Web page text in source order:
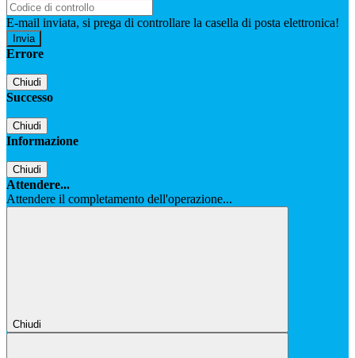
E-mail inviata, si prega di controllare la casella di posta elettronica!
Errore
Chiudi
Successo
Chiudi
Informazione
Chiudi
Attendere...
Attendere il completamento dell'operazione...
Chiudi